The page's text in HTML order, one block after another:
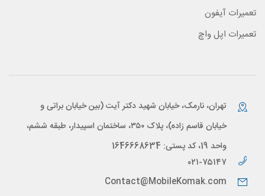
تعمیرات آیفون
تعمیرات اپل واچ
تهران، نارمک، خیابان شهید دکتر آیت (بین خیابان براتی و
خیابان قاسم زاده)، پلاک ۳۵۰، ساختمان اسپیدار، طبقه ششم،
واحد 19، کد پستی: 1646668634
۰۲۱-۷۵۱۴۷
Contact@MobileKomak.com